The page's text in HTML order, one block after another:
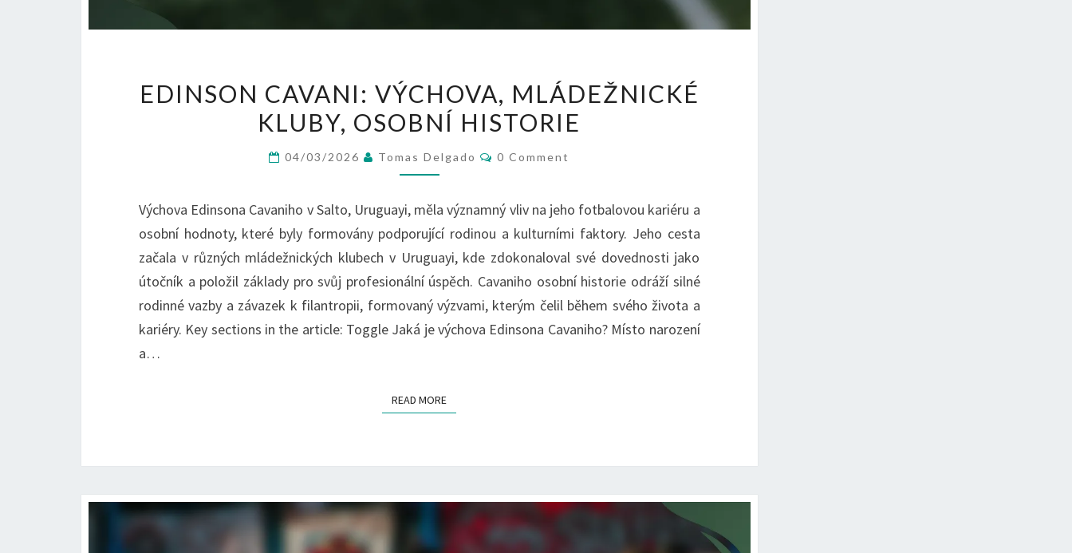
CAVANI:
VÝCHOVA,
KLUBY,
HISTORIE
EDINSON CAVANI: VÝCHOVA, MLÁDEŽNICKÉ
KLUBY, OSOBNÍ HISTORIE
04/03/2026 Tomas Delgado Comments
0 Comment
Výchova Edinsona Cavaniho v Salto, Uruguayi, měla významný vliv na jeho fotbalovou kariéru a
osobní hodnoty, které byly formovány podporující rodinou a kulturními faktory. Jeho cesta
začala v různých mládežnických klubech v Uruguayi, kde zdokonaloval své dovednosti jako
útočník a položil základy pro svůj profesionální úspěch. Cavaniho osobní historie odráží silné
rodinné vazby a závazek k filantropii, formovaný výzvami, kterým čelil během svého života a
kariéry. Key sections in the article: Toggle Jaká je výchova Edinsona Cavaniho? Místo narození
a…
READ MOREREAD MORE